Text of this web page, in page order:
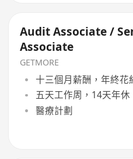
Audit Associate /
Associate
GETMORE
十三個月薪酬，年終花
五天工作周，14天年休
醫療計劃